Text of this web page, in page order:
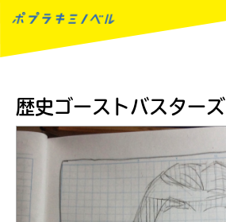
歴史ゴーストバスターズ